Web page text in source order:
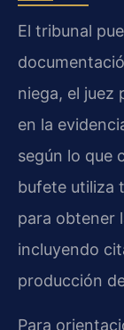
El tribunal
niega, el juez
en la
según lo que
bufete utiliza
para obtener
incluyendo
producción
Para